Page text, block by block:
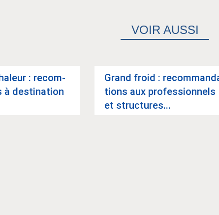
VOIR AUSSI
: recom­
à des­ti­na­tion
Grand froid :
tions aux pro­fes­sion­nels
et struc­tures...